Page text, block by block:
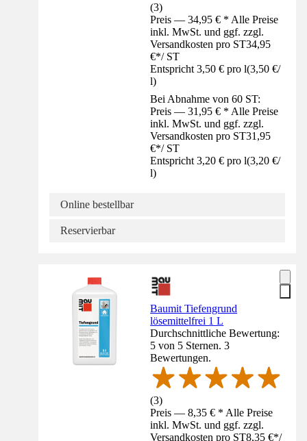
(3)
Preis — 34,95 € * Alle Preise
inkl. MwSt. und ggf. zzgl.
Versandkosten pro ST34,95
€*/ ST
Entspricht 3,50 € pro l(3,50 €/
l)
Bei Abnahme von 60 ST:
Preis — 31,95 € * Alle Preise
inkl. MwSt. und ggf. zzgl.
Versandkosten pro ST31,95
€*/ ST
Entspricht 3,20 € pro l(3,20 €/
l)
Online bestellbar
Reservierbar
Baumit Tiefengrund
lösemittelfrei 1 L
Durchschnittliche Bewertung:
5 von 5 Sternen. 3
Bewertungen.
(3)
Preis — 8,35 € * Alle Preise
inkl. MwSt. und ggf. zzgl.
Versandkosten pro ST8,35 €*/